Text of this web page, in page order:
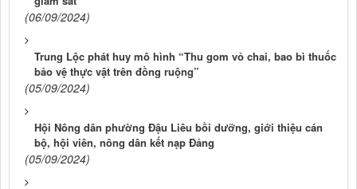
(06/09/2024)
Trung Lộc phát huy mô hình “Thu gom vỏ chai, bao bì thuốc
bảo vệ thực vật trên đồng ruộng”
(05/09/2024)
Hội Nông dân phường Đậu Liêu bồi dưỡng, giới thiệu cán
bộ, hội viên, nông dân kết nạp Đảng
(05/09/2024)